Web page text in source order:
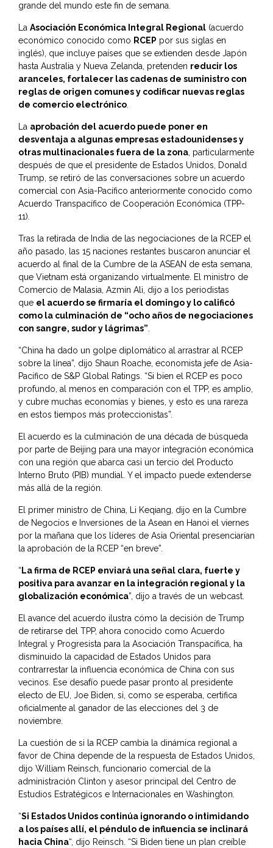
grande del mundo este fin de semana.
La Asociación Económica Integral Regional (acuerdo
económico conocido como RCEP por sus siglas en
inglés), que incluye países que se extienden desde Japón
hasta Australia y Nueva Zelanda, pretenden reducir los
aranceles, fortalecer las cadenas de suministro con
reglas de origen comunes y codificar nuevas reglas
de comercio electrónico.
La aprobación del acuerdo puede poner en
desventaja a algunas empresas estadounidenses y
otras multinacionales fuera de la zona, particularmente
después de que el presidente de Estados Unidos, Donald
Trump, se retiró de las conversaciones sobre un acuerdo
comercial con Asia-Pacífico anteriormente conocido como
Acuerdo Transpacífico de Cooperación Económica (TPP-
11).
Tras la retirada de India de las negociaciones de la RCEP el
año pasado, las 15 naciones restantes buscaron anunciar el
acuerdo al final de la Cumbre de la ASEAN de esta semana,
que Vietnam está organizando virtualmente. El ministro de
Comercio de Malasia, Azmin Ali, dijo a los periodistas
que el acuerdo se firmaría el domingo y lo calificó
como la culminación de “ocho años de negociaciones
con sangre, sudor y lágrimas”.
“China ha dado un golpe diplomático al arrastrar al RCEP
sobre la línea”, dijo Shaun Roache, economista jefe de Asia-
Pacífico de S&P Global Ratings. “Si bien el RCEP es poco
profundo, al menos en comparación con el TPP, es amplio,
y cubre muchas economías y bienes, y esto es una rareza
en estos tiempos más proteccionistas”.
El acuerdo es la culminación de una década de búsqueda
por parte de Beijing para una mayor integración económica
con una región que abarca casi un tercio del Producto
Interno Bruto (PIB) mundial. Y el impacto puede extenderse
más allá de la región.
El primer ministro de China, Li Keqiang, dijo en la Cumbre
de Negocios e Inversiones de la Asean en Hanoi el viernes
por la mañana que los líderes de Asia Oriental presenciarían
la aprobación de la RCEP “en breve”.
“ La firma de RCEP enviará una señal clara, fuerte y
positiva para avanzar en la integración regional y la
globalización económica”, dijo a través de un webcast.
El avance del acuerdo ilustra cómo la decisión de Trump
de retirarse del TPP, ahora conocido como Acuerdo
Integral y Progresista para la Asociación Transpacífica, ha
disminuido la capacidad de Estados Unidos para
contrarrestar la influencia económica de China con sus
vecinos. Ese desafío puede pasar pronto al presidente
electo de EU, Joe Biden, si, como se esperaba, certifica
oficialmente al ganador de las elecciones del 3 de
noviembre.
La cuestión de si la RCEP cambia la dinámica regional a
favor de China depende de la respuesta de Estados Unidos,
dijo William Reinsch, funcionario comercial de la
administración Clinton y asesor principal del Centro de
Estudios Estratégicos e Internacionales en Washington.
“Si Estados Unidos continúa ignorando o intimidando
a los países allí, el péndulo de influencia se inclinará
hacia China“, dijo Reinsch. “Si Biden tiene un plan creíble